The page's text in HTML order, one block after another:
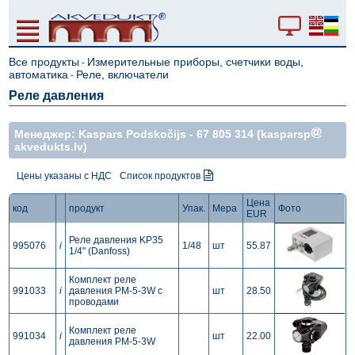
Все продукты - Измерительные приборы, счетчики воды,
автоматика - Реле, включатели
Реле давления
Mенеджер: Kaspars Podskočijs -67 805 314 (kasparsp
akvedukts.lv)
Цены указаны с НДС Список продуктов
код продукт Упак. Мера
Цена
EUR
Фото
995076 i
Реле давления KP35
1/4" (Danfoss)
1/48 шт 55.87
991033 i
Комплект реле
давления PM-5-3W с
проводами
шт 28.50
991034 i
Комплект реле
давления PM-5-3W
шт 22.00